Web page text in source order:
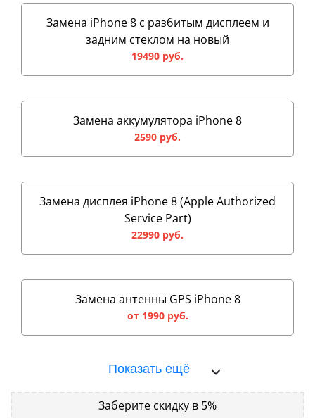
Замена iPhone 8 с разбитым дисплеем и
задним стеклом на новый
19490 руб.
Замена аккумулятора iPhone 8
2590 руб.
Замена дисплея iPhone 8 (Apple Authorized
Service Part)
22990 руб.
Замена антенны GPS iPhone 8
от 1990 руб.
Показать ещё
Заберите скидку в 5%